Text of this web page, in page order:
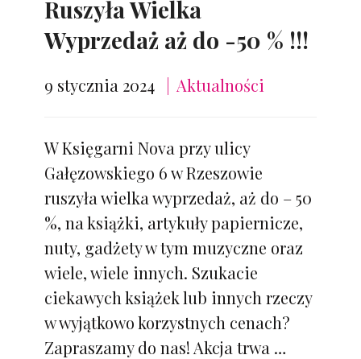
Ruszyła Wielka
Wyprzedaż aż do -50 % !!!
9 stycznia 2024 Aktualności
W Księgarni Nova przy ulicy
Gałęzowskiego 6 w Rzeszowie
ruszyła wielka wyprzedaż, aż do – 50
%, na książki, artykuły papiernicze,
nuty, gadżety w tym muzyczne oraz
wiele, wiele innych. Szukacie
ciekawych książek lub innych rzeczy
w wyjątkowo korzystnych cenach?
Zapraszamy do nas! Akcja trwa …